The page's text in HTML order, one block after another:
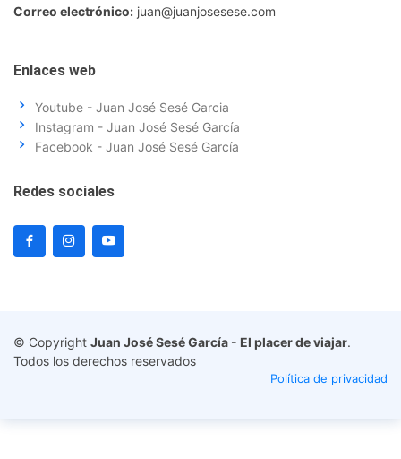
Correo electrónico: juan@juanjosesese.com
Enlaces web
Youtube - Juan José Sesé Garcia
Instagram - Juan José Sesé García
Facebook - Juan José Sesé García
Redes sociales
© Copyright Juan José Sesé García - El placer de viajar.
Todos los derechos reservados
Política de privacidad